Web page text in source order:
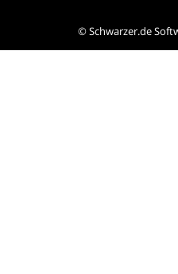
©Schwarzer.de